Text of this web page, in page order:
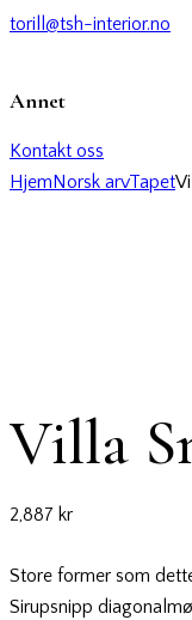
torill@tsh-interior.no
Annet
Kontakt oss
HjemNorsk arvTapet
Villa
2,887 kr
Store former som
Sirupsnipp